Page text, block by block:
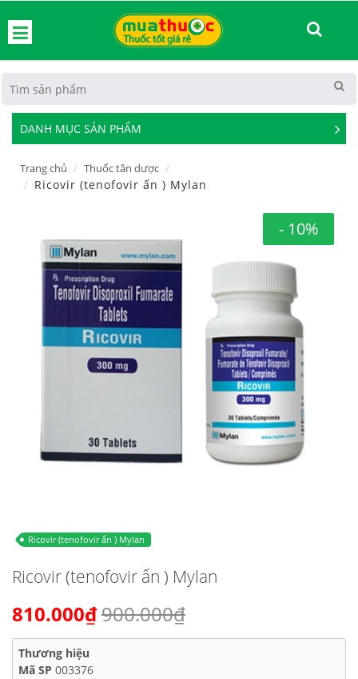
DANH MỤC SẢN PHẨM
See
Trang chủ Thuốc tân dược
Ricovir (tenofovir ấn ) Mylan
- 10%
Ricovir (tenofovir ấn ) Mylan
Ricovir (tenofovir ấn ) Mylan
810.000₫900.000₫
Thương hiệu
Mã SP 003376